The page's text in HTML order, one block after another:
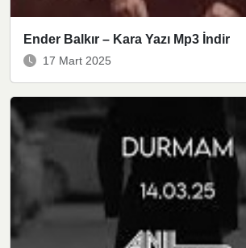
Ender Balkır – Kara Yazı Mp3 İndir
17 Mart 2025